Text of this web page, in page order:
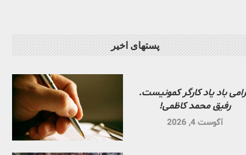
پستهای اخیر
باد یاد کارگر کمونیست.
رفیق محمد کاظمی!
آگوست 4, 2026